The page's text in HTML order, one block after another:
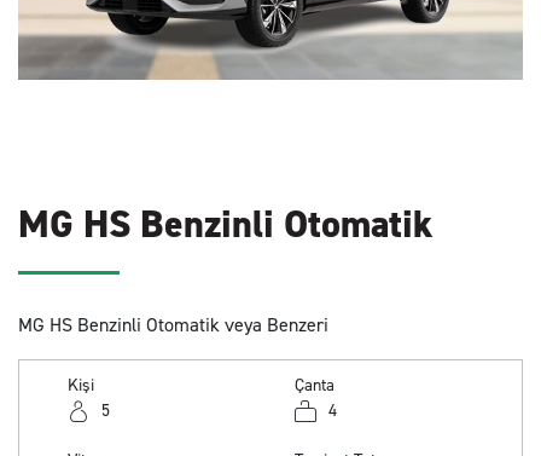
MG HS Benzinli Otomatik
MG HS Benzinli Otomatik veya Benzeri
Kişi
5
Çanta
4